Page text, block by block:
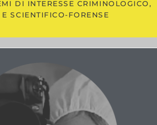
DI INTERESSE CRIMINOLOGICO,
SCIENTIFICO-FORENSE